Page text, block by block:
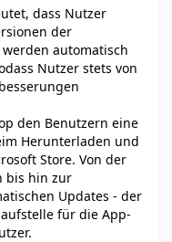
dass Nutzer
der
automatisch
Nutzer stets von
den Benutzern eine
Herunterladen und
Store. Von der
bis hin zur
Updates - der
für die App-